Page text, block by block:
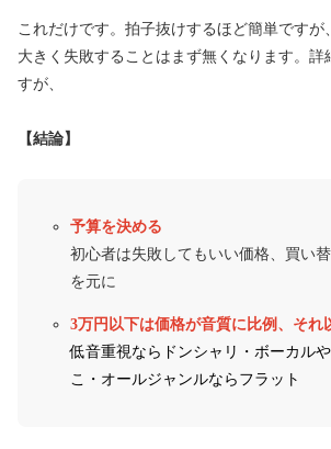
これだけです。拍子抜けするほど簡単ですが
大きく失敗することはまず無くなります。詳
すが、
【結論】
予算を決める
初心者は失敗してもいい価格、買い
を元に
3万円以下は価格が音質に比例、それ
低音重視ならドンシャリ・ボーカル
こ・オールジャンルならフラット